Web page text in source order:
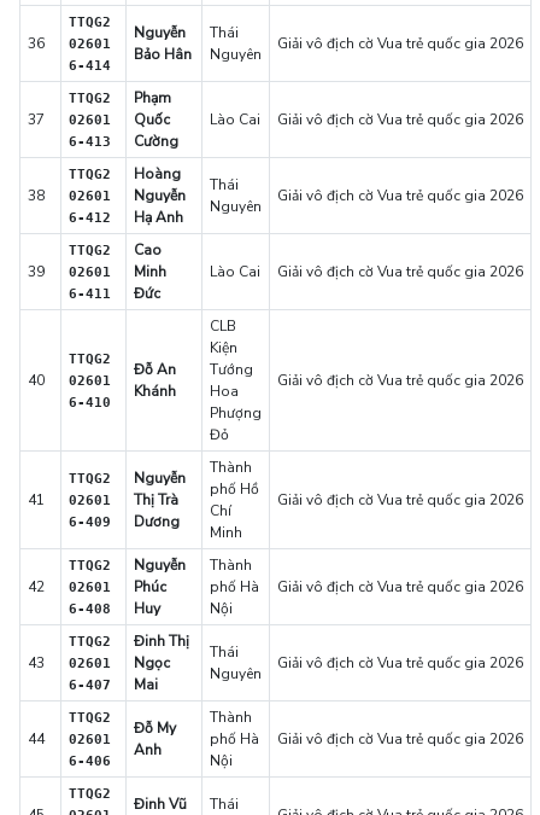
36
TTQG2
02601
6-414
Nguyễn
Bảo Hân
Thái
Nguyên
Giải vô địch cờ Vua trẻ quốc gia 2026
37
TTQG2
02601
6-413
Phạm
Quốc
Cường
Lào Cai Giải vô địch cờ Vua trẻ quốc gia 2026
38
TTQG2
02601
6-412
Hoàng
Nguyễn
Hạ Anh
Thái
Nguyên
Giải vô địch cờ Vua trẻ quốc gia 2026
39
TTQG2
02601
6-411
Cao
Minh
Đức
Lào Cai Giải vô địch cờ Vua trẻ quốc gia 2026
40
TTQG2
02601
6-410
Đỗ An
Khánh
CLB
Kiện
Tướng
Hoa
Phượng
Đỏ
Giải vô địch cờ Vua trẻ quốc gia 2026
41
TTQG2
02601
6-409
Nguyễn
Thị Trà
Dương
Thành
phố Hồ
Chí
Minh
Giải vô địch cờ Vua trẻ quốc gia 2026
42
TTQG2
02601
6-408
Nguyễn
Phúc
Huy
Thành
phố Hà
Nội
Giải vô địch cờ Vua trẻ quốc gia 2026
43
TTQG2
02601
6-407
Đinh Thị
Ngọc
Mai
Thái
Nguyên
Giải vô địch cờ Vua trẻ quốc gia 2026
44
TTQG2
02601
6-406
Đỗ My
Anh
Thành
phố Hà
Nội
Giải vô địch cờ Vua trẻ quốc gia 2026
TTQG2
Đinh Vũ
Thái